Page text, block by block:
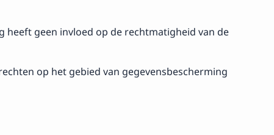
geen invloed op de rechtmatigheid van de
op het gebied van gegevensbescherming